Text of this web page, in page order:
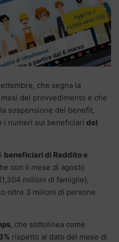
che segna la
del provvedimento e che
sospensione del benefit,
i numeri sui beneficiari del
beneficiari di Reddito e
con il mese di agosto
milioni di famiglie),
oltre 3 milioni di persone
, che sottolinea come
rispetto al dato del mese di